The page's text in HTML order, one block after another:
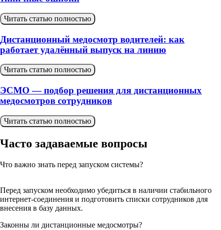
Читать статью полностью
Дистанционный медосмотр водителей: как
работает удалённый выпуск на линию
Читать статью полностью
ЭСМО — подбор решения для дистанционных
медосмотров сотрудников
Читать статью полностью
Часто задаваемые вопросы
Что важно знать перед запуском системы?
Перед запуском необходимо убедиться в наличии стабильного
интернет-соединения и подготовить списки сотрудников для
внесения в базу данных.
Законны ли дистанционные медосмотры?